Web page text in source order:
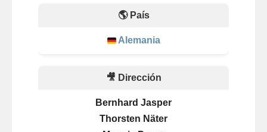
🌎 País
Alemania
🎥 Dirección
Bernhard Jasper
Thorsten Näter